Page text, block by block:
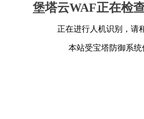
堡塔云WAF正在检
正在进行人机识别，请
本站受宝塔防御系统